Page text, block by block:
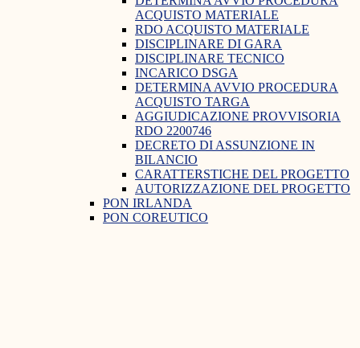
ACQUISTO MATERIALE
RDO ACQUISTO MATERIALE
DISCIPLINARE DI GARA
DISCIPLINARE TECNICO
INCARICO DSGA
DETERMINA AVVIO PROCEDURA
ACQUISTO TARGA
AGGIUDICAZIONE PROVVISORIA
RDO 2200746
DECRETO DI ASSUNZIONE IN
BILANCIO
CARATTERSTICHE DEL PROGETTO
AUTORIZZAZIONE DEL PROGETTO
PON IRLANDA
PON COREUTICO